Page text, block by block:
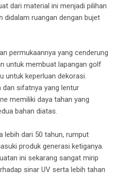
dari material ini menjadi pilihan
ruangan dengan bujet
permukaannya yang cenderung
untuk membuat lapangan golf
untuk keperluan dekorasi.
dan sifatnya yang lentur
memiliki daya tahan yang
bahan diatas.
lebih dari 50 tahun, rumput
produk generasi ketiganya.
ini sekarang sangat mirip
sinar UV serta lebih tahan